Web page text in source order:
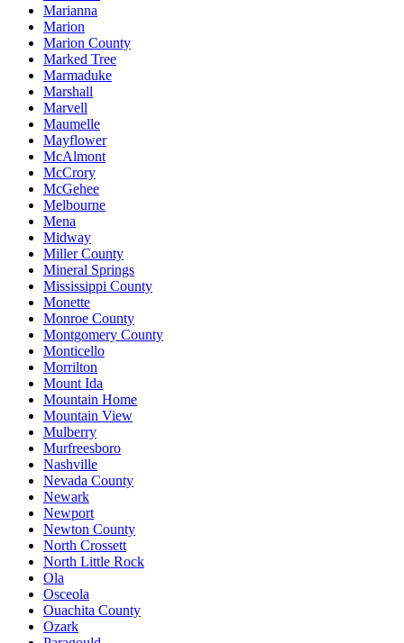
Marianna
Marion
Marion County
Marked Tree
Marmaduke
Marshall
Marvell
Maumelle
Mayflower
McAlmont
McCrory
McGehee
Melbourne
Mena
Midway
Miller County
Mineral Springs
Mississippi County
Monette
Monroe County
Montgomery County
Monticello
Morrilton
Mount Ida
Mountain Home
Mountain View
Mulberry
Murfreesboro
Nashville
Nevada County
Newark
Newport
Newton County
North Crossett
North Little Rock
Ola
Osceola
Ouachita County
Ozark